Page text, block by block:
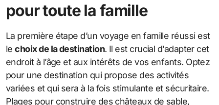
pour toute la famille
La première étape d’un voyage en famille réussi est
lechoix de la destination. Il est crucial d’adapter cet
endroit à l’âge et aux intérêts de vos enfants. Optez
pour une destination qui propose des activités
variées et qui sera à la fois stimulante et sécuritaire.
Plages pour construire des châteaux de sable,